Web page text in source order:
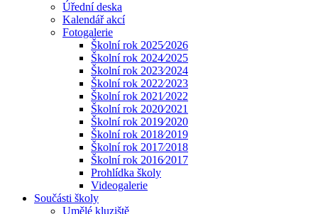
Úřední deska
Kalendář akcí
Fotogalerie
Školní rok 2025⁄2026
Školní rok 2024⁄2025
Školní rok 2023⁄2024
Školní rok 2022⁄2023
Školní rok 2021⁄2022
Školní rok 2020⁄2021
Školní rok 2019⁄2020
Školní rok 2018⁄2019
Školní rok 2017⁄2018
Školní rok 2016⁄2017
Prohlídka školy
Videogalerie
Součásti školy
Umělé kluziště